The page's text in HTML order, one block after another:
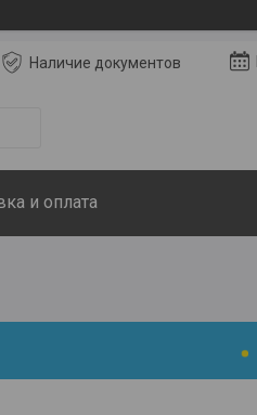
Наличие документов
и оплата